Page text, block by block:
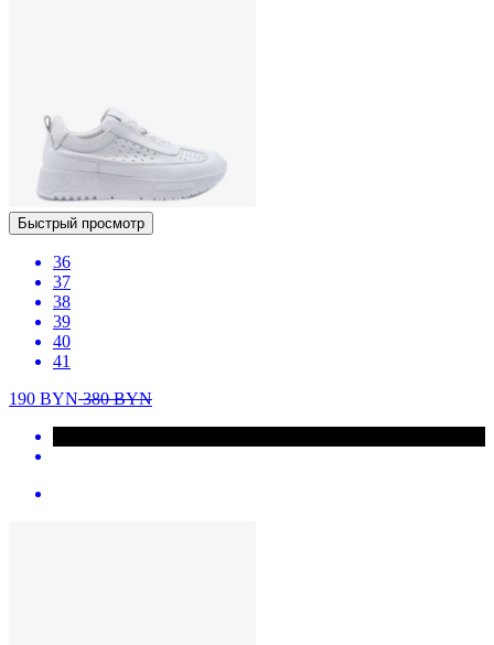
Быстрый просмотр
36
37
38
39
40
41
190 BYN380BYN